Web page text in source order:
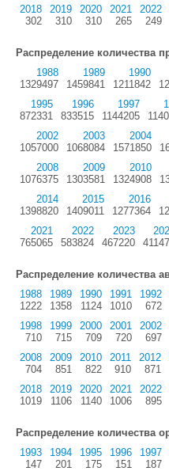
2018
302
2019
310
2020
310
2021
265
2022
249
Распределение количества
1988
1329497
1989
1459841
1990
1211842
1995
872331
1996
833515
1997
1144205
2002
1057000
2003
1068084
2004
1571850
2008
1076375
2009
1303581
2010
1324908
2014
1398820
2015
1409011
2016
1277364
2021
765065
2022
583824
2023
467220
Распределение количества
1988
1222
1989
1358
1990
1124
1991
1010
1992
672
1998
710
1999
715
2000
709
2001
720
2002
697
2008
704
2009
851
2010
822
2011
910
2012
871
2018
1019
2019
1106
2020
1140
2021
1006
2022
895
Распределение количества
1993
147
1994
201
1995
175
1996
151
1997
187